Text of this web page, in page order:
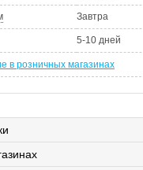
Завтра
5-10 дней
в розничных магазинах